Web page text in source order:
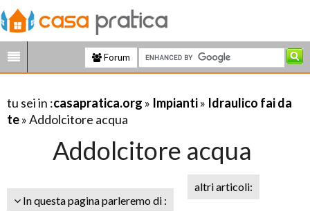
Forum
tu sei in :casapratica.org » Impianti» Idraulico fai da
te» Addolcitore acqua
Addolcitore acqua
In questa pagina parleremo di :
altri articoli: